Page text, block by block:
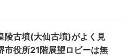
陵古墳(大仙古墳)がよく見
市役所21階展望ロビーは無